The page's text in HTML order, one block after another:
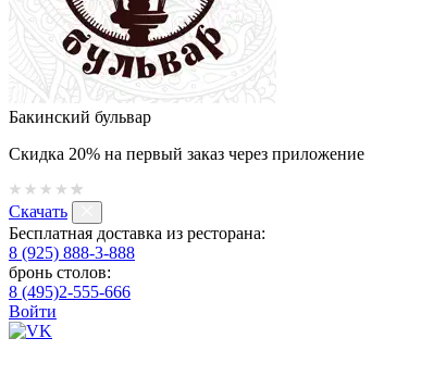
Бакинский бульвар
Скидка 20% на первый заказ через приложение
Скачать
Бесплатная доставка из ресторана:
8 (925) 888-3-888
бронь столов:
8 (495)2-555-666
Войти